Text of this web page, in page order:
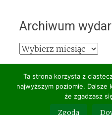
Archiwum
Archiwum
Copyright © 2026CSR
Ta strona korzysta z
najwyższym poziomie.
że zgadzasz
Zgoda